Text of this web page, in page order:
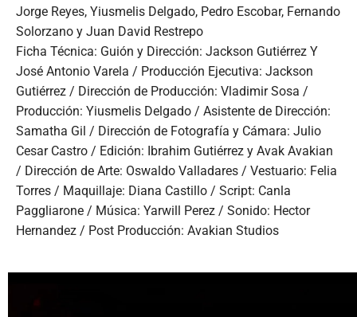
Jorge Reyes, Yiusmelis Delgado, Pedro Escobar, Fernando
Solorzano y Juan David Restrepo
Ficha Técnica: Guión y Dirección: Jackson Gutiérrez Y
José Antonio Varela / Producción Ejecutiva: Jackson
Gutiérrez / Dirección de Producción: Vladimir Sosa /
Producción: Yiusmelis Delgado / Asistente de Dirección:
Samatha Gil / Dirección de Fotografía y Cámara: Julio
Cesar Castro / Edición: Ibrahim Gutiérrez y Avak Avakian
/ Dirección de Arte: Oswaldo Valladares / Vestuario: Felia
Torres / Maquillaje: Diana Castillo / Script: Canla
Paggliarone / Música: Yarwill Perez / Sonido: Hector
Hernandez / Post Producción: Avakian Studios